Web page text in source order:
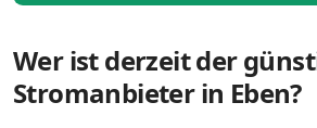
Wer ist derzeit der
Stromanbieter in Eben?